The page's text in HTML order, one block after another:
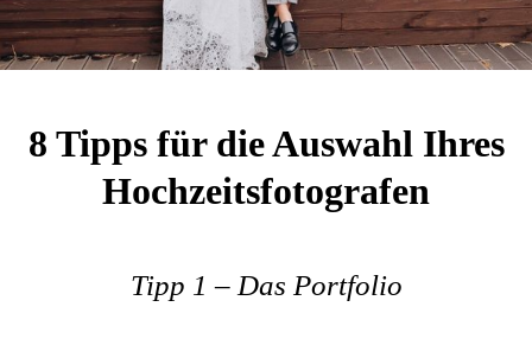
8 Tipps für die Auswahl Ihres
Hochzeitsfotografen
Tipp 1 – Das Portfolio